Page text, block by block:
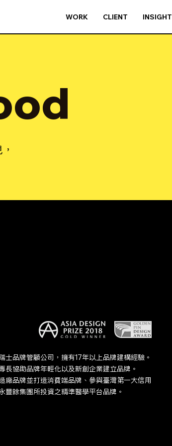
WORK CLIENT INSIGHT
品牌管顧公司，擁有17年以上品牌建構經驗。
長協助品牌年輕化以及新創企業建立品牌。
廠品牌並打造消費端品牌、參與臺灣第一大信用
豐餘集團所投資之精準醫學平台品牌。